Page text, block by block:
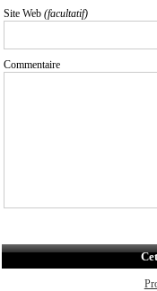
Site Web (facultatif)
Commentaire